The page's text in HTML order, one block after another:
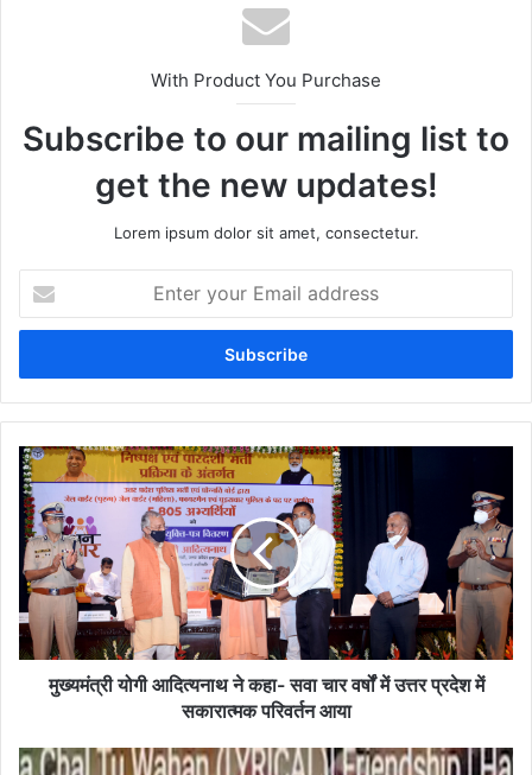
With Product You Purchase
Subscribe to our mailing list to
get the new updates!
Lorem ipsum dolor sit amet, consectetur.
your
Email
मुख्यमंत्री योगी आदित्यनाथ ने कहा- सवा चार वर्षों में उत्तर प्रदेश में
सकारात्मक परिवर्तन आया